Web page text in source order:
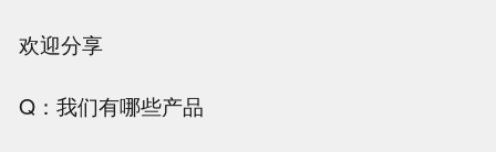
欢迎分享
Q：我们有哪些产品